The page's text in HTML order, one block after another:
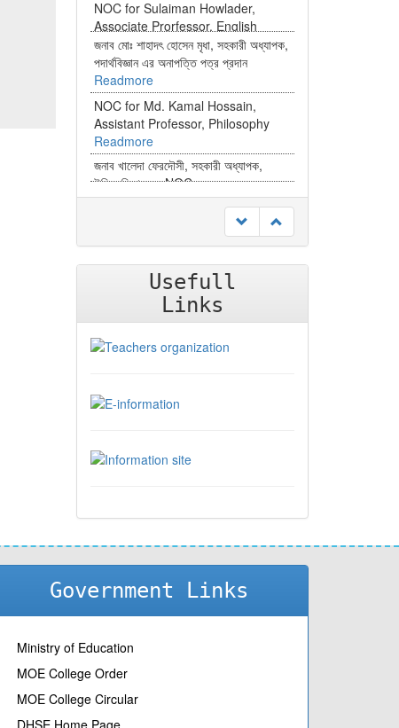
জনাব মোঃ শাহাদৎ হোসেন মৃধা, সহকারী অধ্যাপক,
পদার্থবিজ্ঞান এর অনাপত্তি পত্র প্রদান
Readmore
NOC for Md. Kamal Hossain,
Assistant Professor, Philosophy
Readmore
জনাব খালেদা ফেরদৌসী, সহকারী অধ্যাপক,
উদ্ভিদবিজ্ঞান এর NOC
Readmore
Usefull
Links
Government Links
Ministry of Education
MOE College Order
MOE College Circular
DHSE Home Page